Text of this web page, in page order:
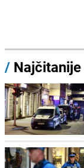
/ Najčitanije